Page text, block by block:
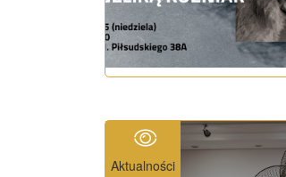
Aktualności